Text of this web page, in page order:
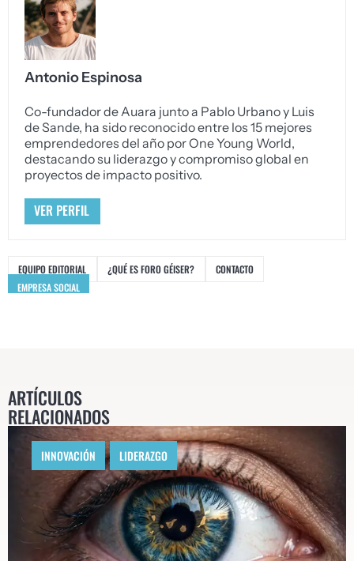
Antonio Espinosa
Co-fundador de Auara junto a Pablo Urbano y Luis
de Sande, ha sido reconocido entre los 15 mejores
emprendedores del año por One Young World,
destacando su liderazgo y compromiso global en
proyectos de impacto positivo.
VER PERFIL
EQUIPO EDITORIAL ¿QUÉ ES FORO GÉISER?
CONTACTO
EMPRESA SOCIAL
ARTÍCULOS
RELACIONADOS
INNOVACIÓN , LIDERAZGO